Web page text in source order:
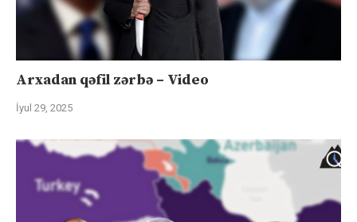
Arxadan qəfil zərbə – Video
İyul 29, 2025